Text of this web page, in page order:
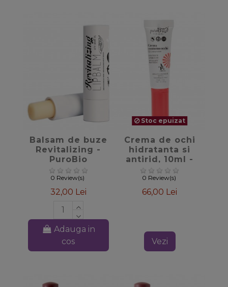
favorite_border
Balsam de buze
Revitalizing -
PuroBio
Cosmetics
0 Review(s)
32,00 Lei
Adauga in
cos
favorite_border
Stoc epuizat
Crema de ochi
hidratanta si
antirid, 10ml -
PuroBio
0 Review(s)
66,00 Lei
Vezi